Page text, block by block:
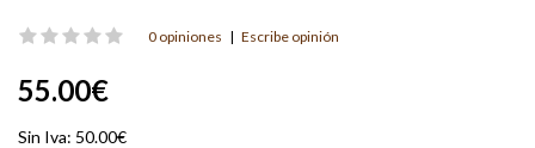
0 opiniones | Escribe opinión
55.00€
Sin Iva: 50.00€